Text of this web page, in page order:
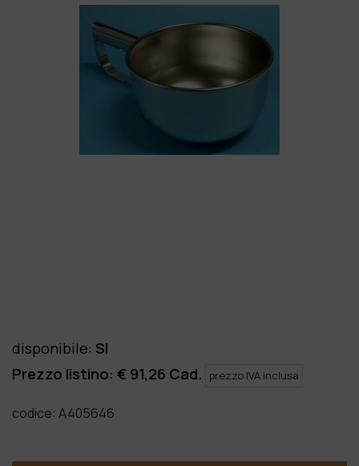
disponibile: SI
Prezzo listino: € 91,26 Cad. prezzo IVA inclusa
codice: A405646